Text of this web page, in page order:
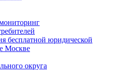
бесплатной юридической
Москве
округа